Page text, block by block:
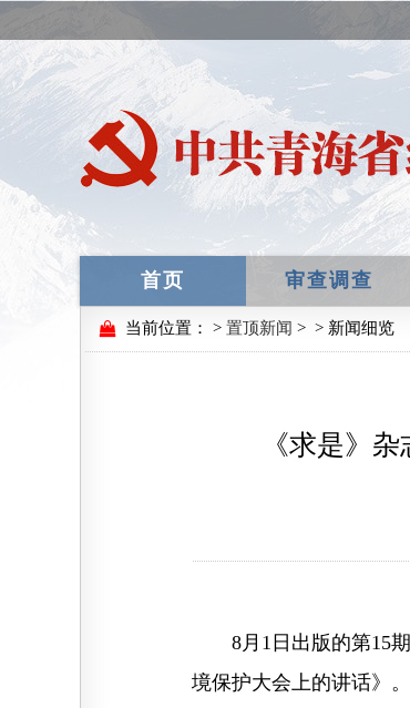
首页 审查调查
当前位置： > 置顶新闻 > > 新闻细览
《求是》
8月1日出版的第15期
境保护大会上的讲话》。